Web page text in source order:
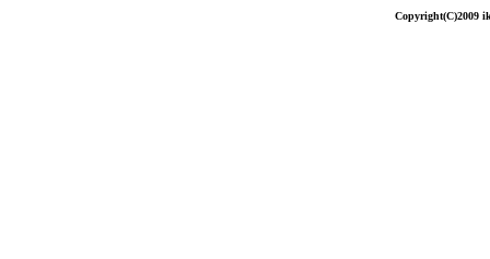
Copyright(C)2009